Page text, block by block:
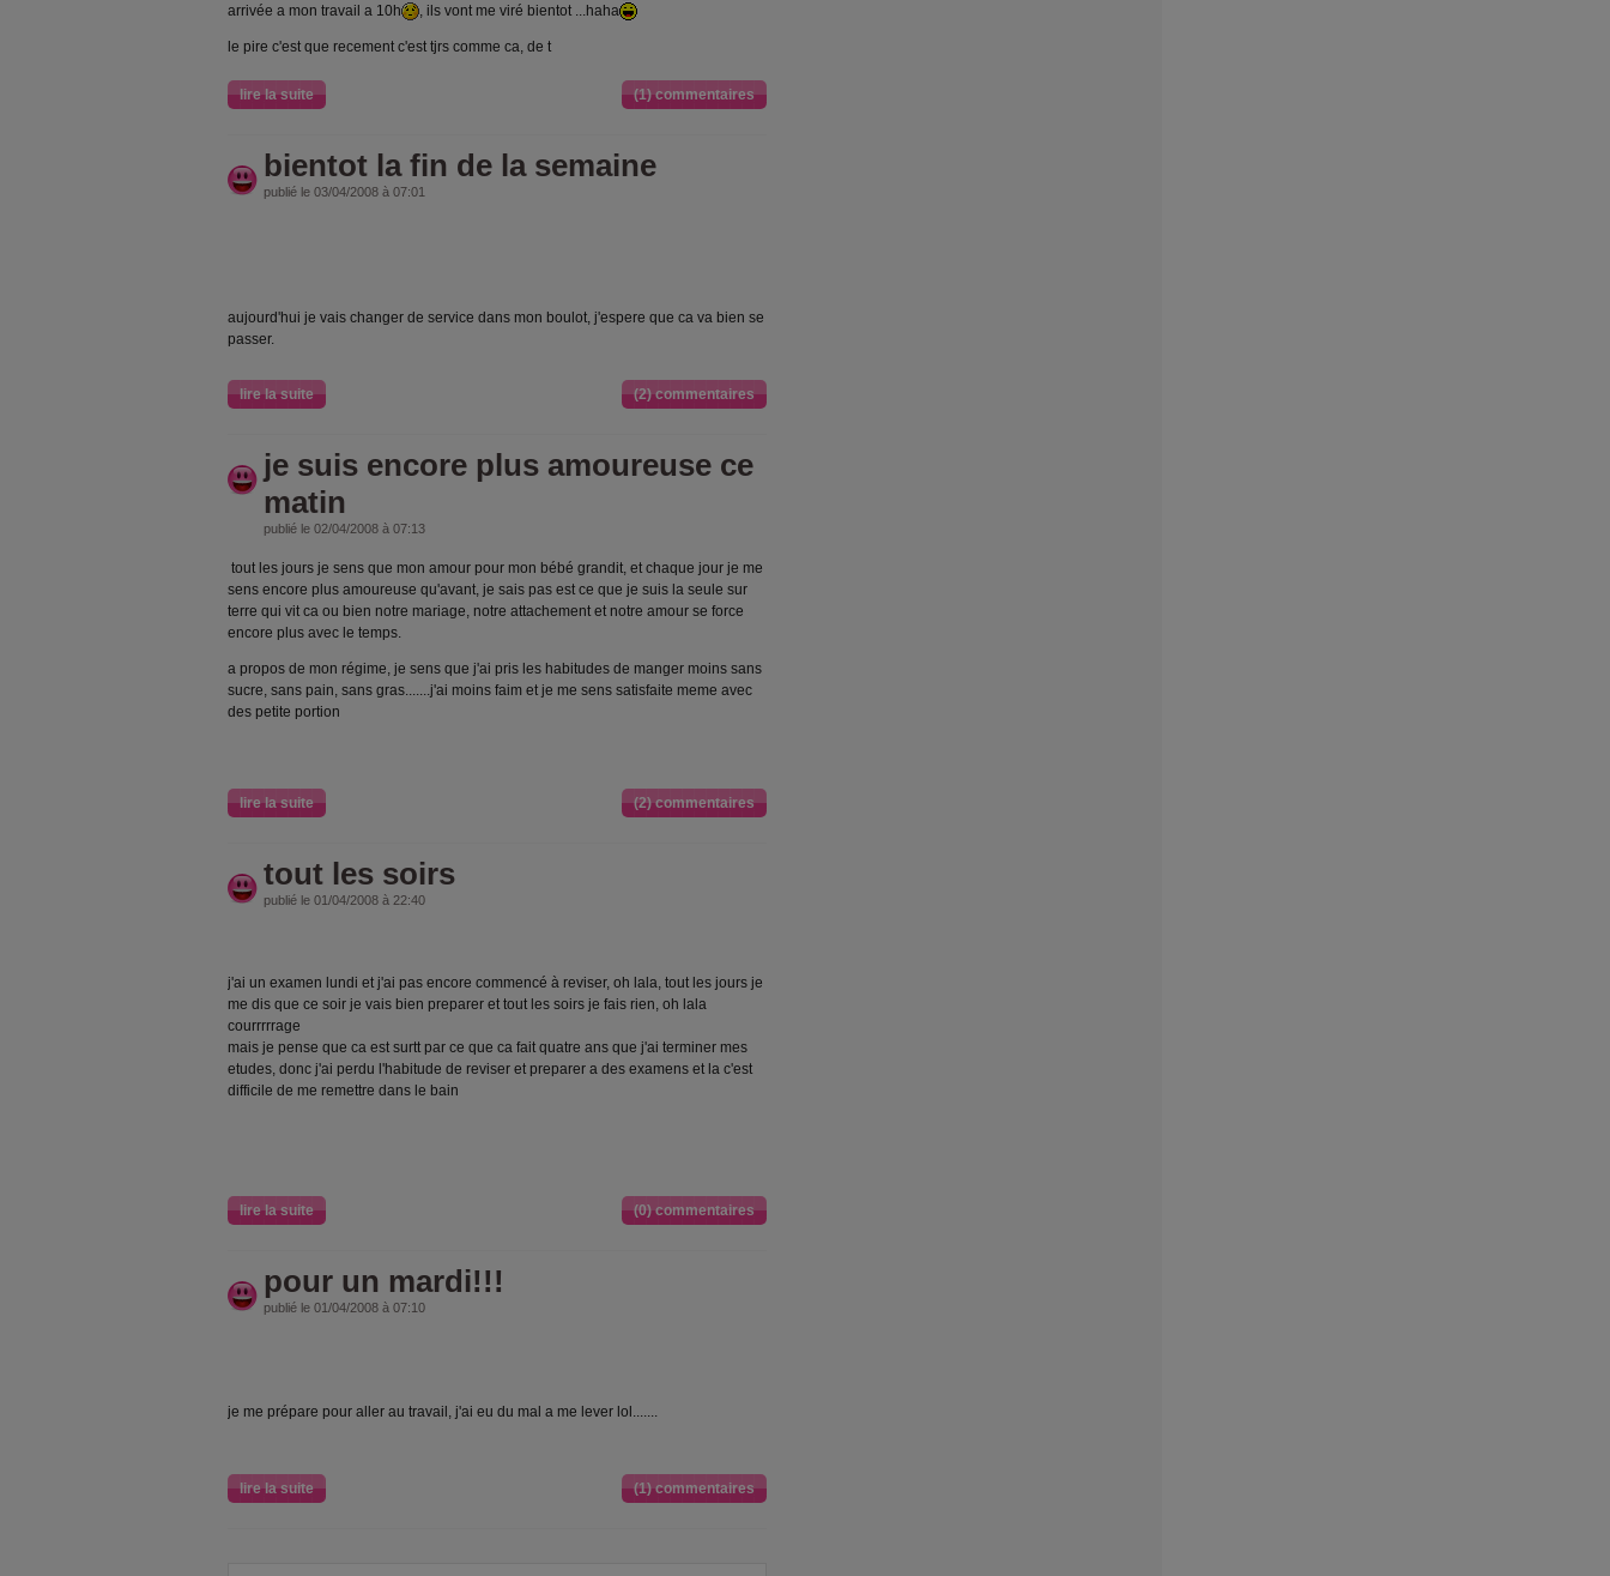
arrivée a mon travail a 10h
, ils vont me viré bientot ...haha
le pire c'est que recement c'est tjrs comme ca, de t
lire la suite (1) commentaires
bientot la fin de la semaine
publié le 03/04/2008 à 07:01
aujourd'hui je vais changer de service dans mon boulot, j'espere que ca va bien se
passer.
lire la suite (2) commentaires
je suis encore plus amoureuse ce
matin
publié le 02/04/2008 à 07:13
tout les jours je sens que mon amour pour mon bébé grandit, et chaque jour je me
sens encore plus amoureuse qu'avant, je sais pas est ce que je suis la seule sur
terre qui vit ca ou bien notre mariage, notre attachement et notre amour se force
encore plus avec le temps.
a propos de mon régime, je sens que j'ai pris les habitudes de manger moins sans
sucre, sans pain, sans gras.......j'ai moins faim et je me sens satisfaite meme avec
des petite portion
lire la suite (2) commentaires
tout les soirs
publié le 01/04/2008 à 22:40
j'ai un examen lundi et j'ai pas encore commencé à reviser, oh lala, tout les jours je
me dis que ce soir je vais bien preparer et tout les soirs je fais rien, oh lala
courrrrrage
mais je pense que ca est surtt par ce que ca fait quatre ans que j'ai terminer mes
etudes, donc j'ai perdu l'habitude de reviser et preparer a des examens et la c'est
difficile de me remettre dans le bain
lire la suite (0) commentaires
pour un mardi!!!
publié le 01/04/2008 à 07:10
je me prépare pour aller au travail, j'ai eu du mal a me lever lol.......
lire la suite (1) commentaires